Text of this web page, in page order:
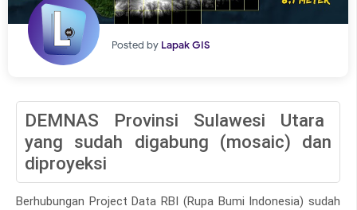
Posted by Lapak GIS
DEMNAS Provinsi Sulawesi Utara
yang sudah digabung (mosaic) dan
diproyeksi
Berhubungan Project Data RBI (Rupa Bumi Indonesia) sudah